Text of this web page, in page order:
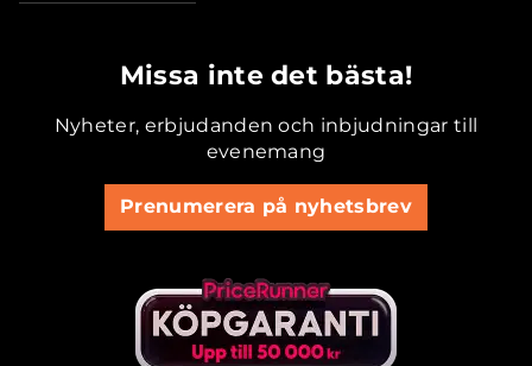
Missa inte det bästa!
Nyheter, erbjudanden och inbjudningar till
evenemang
Prenumerera på nyhetsbrev